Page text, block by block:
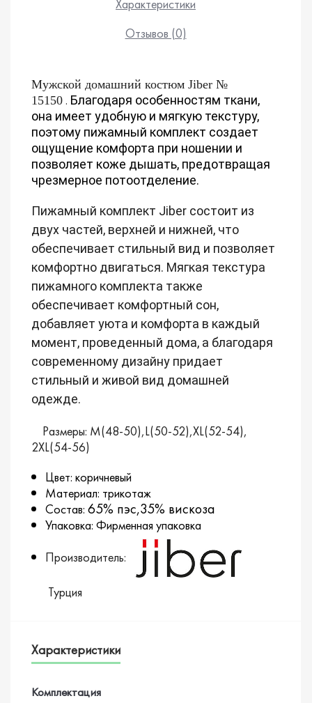
Характеристики
Отзывов (0)
Мужской домашний костюм Jiber №
15150 . Благодаря особенностям ткани,
она имеет удобную и мягкую текстуру,
поэтому пижамный комплект создает
ощущение комфорта при ношении и
позволяет коже дышать, предотвращая
чрезмерное потоотделение.
Пижамный комплект Jiber состоит из
двух частей, верхней и нижней, что
обеспечивает стильный вид и позволяет
комфортно двигаться. Мягкая текстура
пижамного комплекта также
обеспечивает комфортный сон,
добавляет уюта и комфорта в каждый
момент, проведенный дома, а благодаря
современному дизайну придает
стильный и живой вид домашней
одежде.
Размеры: M(48-50),L(50-52),XL(52-54),
2XL(54-56)
Цвет: коричневый
Материал: трикотаж
Состав: 65% пэс,35% вискоза
Упаковка: Фирменная упаковка
Производитель:
Турция
Характеристики
Комплектация